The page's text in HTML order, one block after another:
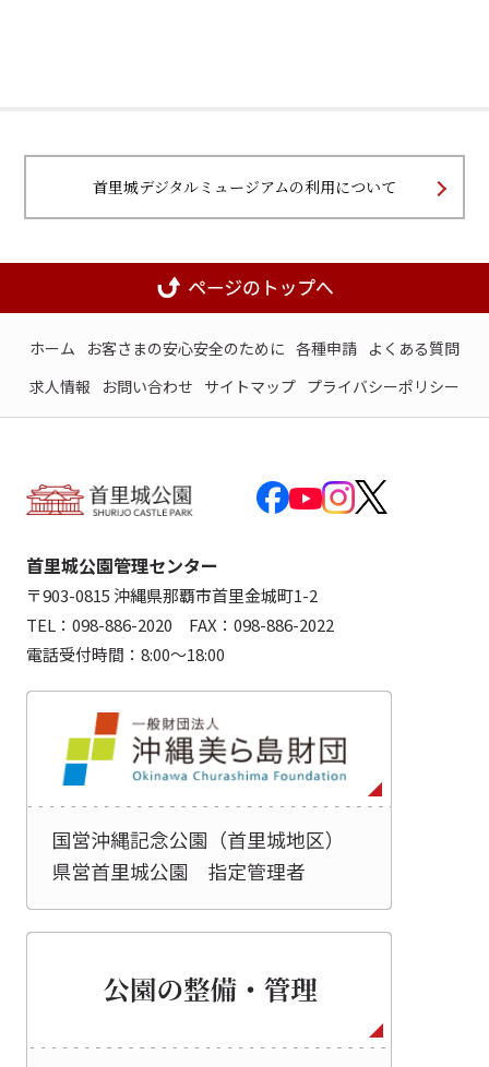
首里城デジタルミュージアムの利用について
ホーム お客さまの安心安全のために 各種申請 よくある質問
求人情報
お問い合わせ サイトマップ プライバシーポリシー
首里城公園管理センター
〒903-0815 沖縄県那覇市首里金城町1-2
TEL：098-886-2020 FAX：098-886-2022
電話受付時間：8:00～18:00